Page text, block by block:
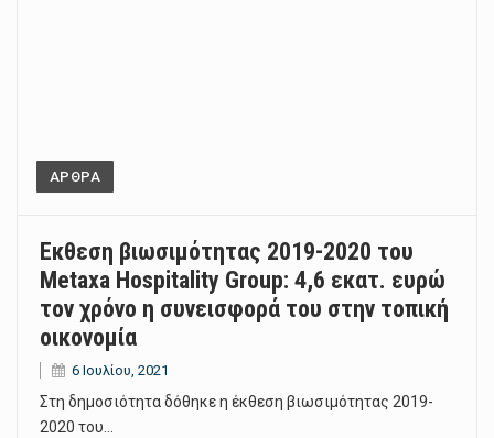
ΑΡΘΡΑ
Eκθεση βιωσιμότητας 2019-2020 του
Metaxa Hospitality Group: 4,6 εκατ. ευρώ
τον χρόνο η συνεισφορά του στην τοπική
οικονομία
6 Ιουλίου, 2021
Στη δημοσιότητα δόθηκε η έκθεση βιωσιμότητας 2019-
2020 του…